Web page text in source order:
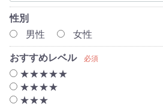
性別
男性
女性
おすすめレベル 必須
★★★★★
★★★★
★★★